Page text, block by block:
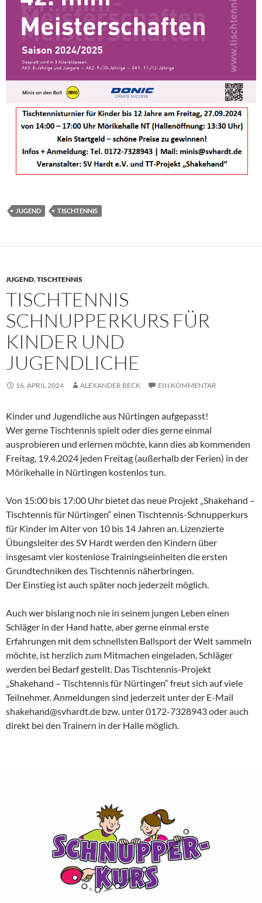
JUGEND TISCHTENNIS
JUGEND,TISCHTENNIS
TISCHTENNIS
SCHNUPPERKURS FÜR
KINDER UND
JUGENDLICHE
16. APRIL 2024 ALEXANDER BECK EIN KOMMENTAR
Kinder und Jugendliche aus Nürtingen aufgepasst!
Wer gerne Tischtennis spielt oder dies gerne einmal
ausprobieren und erlernen möchte, kann dies ab kommenden
Freitag, 19.4.2024 jeden Freitag (außerhalb der Ferien) in der
Mörikehalle in Nürtingen kostenlos tun.
Von 15:00 bis 17:00 Uhr bietet das neue Projekt „Shakehand –
Tischtennis für Nürtingen“ einen Tischtennis-Schnupperkurs
für Kinder im Alter von 10 bis 14 Jahren an. Lizenzierte
Übungsleiter des SV Hardt werden den Kindern über
insgesamt vier kostenlose Trainingseinheiten die ersten
Grundtechniken des Tischtennis näherbringen.
Der Einstieg ist auch später noch jederzeit möglich.
Auch wer bislang noch nie in seinem jungen Leben einen
Schläger in der Hand hatte, aber gerne einmal erste
Erfahrungen mit dem schnellsten Ballsport der Welt sammeln
möchte, ist herzlich zum Mitmachen eingeladen, Schläger
werden bei Bedarf gestellt. Das Tischtennis-Projekt
„Shakehand – Tischtennis für Nürtingen“ freut sich auf viele
Teilnehmer. Anmeldungen sind jederzeit unter der E-Mail
shakehand@svhardt.de bzw. unter 0172-7328943 oder auch
direkt bei den Trainern in der Halle möglich.